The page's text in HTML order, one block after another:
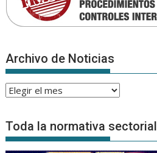
Archivo de Noticias
Archivo
Noticias
Toda la normativa sectorial